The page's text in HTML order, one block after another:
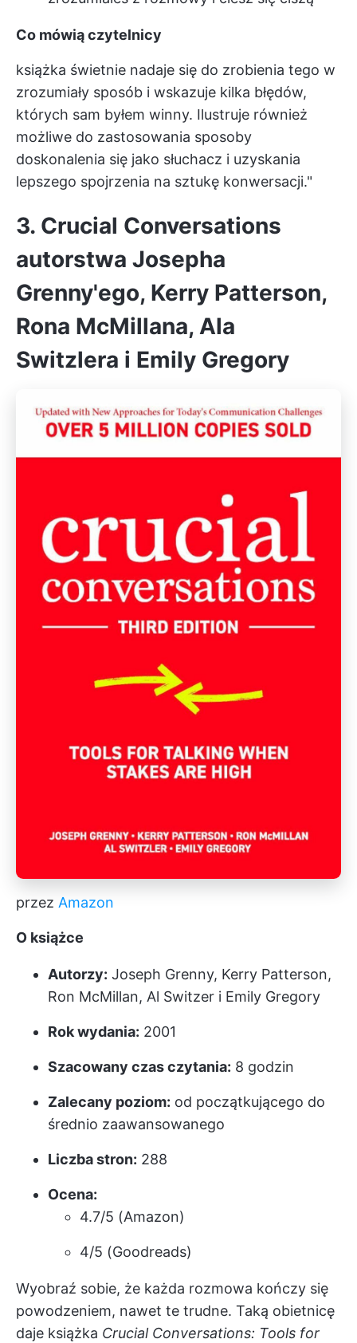
Co mówią czytelnicy
książka świetnie nadaje się do zrobienia tego w
zrozumiały sposób i wskazuje kilka błędów,
których sam byłem winny. Ilustruje również
możliwe do zastosowania sposoby
doskonalenia się jako słuchacz i uzyskania
lepszego spojrzenia na sztukę konwersacji."
3. Crucial Conversations
autorstwa Josepha
Grenny'ego, Kerry Patterson,
Rona McMillana, Ala
Switzlera i Emily Gregory
przez Amazon
O książce
Autorzy: Joseph Grenny, Kerry Patterson,
Ron McMillan, Al Switzer i Emily Gregory
Rok wydania: 2001
Szacowany czas czytania: 8 godzin
Zalecany poziom: od początkującego do
średnio zaawansowanego
Liczba stron: 288
Ocena:
4.7/5 (Amazon)
4/5 (Goodreads)
Wyobraź sobie, że każda rozmowa kończy się
powodzeniem, nawet te trudne. Taką obietnicę
daje książka Crucial Conversations: Tools for